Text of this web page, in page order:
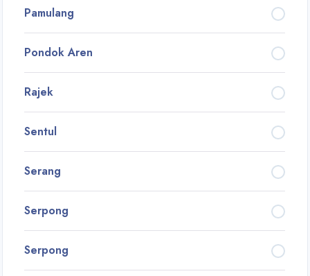
Pamulang
Pondok Aren
Rajek
Sentul
Serang
Serpong
Serpong